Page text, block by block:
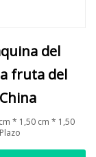
del
fruta del
* 1,50 cm * 1,50